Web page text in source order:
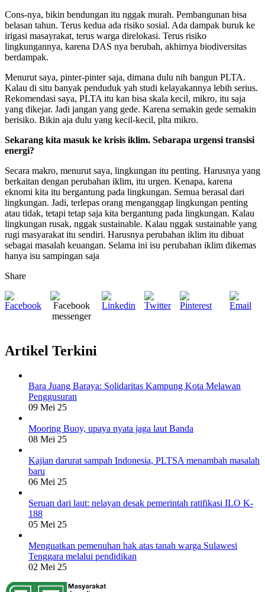
Cons-nya, bikin bendungan itu nggak murah. Pembangunan bisa
belasan tahun. Terus kedua ada risiko sosial. Ada dampak buruk ke
irigasi masayrakat, terus warga direlokasi. Terus risiko
lingkungannya, karena DAS nya berubah, akhirnya biodiversitas
berdampak.
Menurut saya, pinter-pinter saja, dimana dulu nih bangun PLTA.
Kalau di situ banyak penduduk yah studi kelayakannya lebih serius.
Rekomendasi saya, PLTA itu kan bisa skala kecil, mikro, itu saja
yang dikejar. Jadi jangan yang gede. Karena semakin gede semakin
berisiko. Bikin aja dulu yang kecil-kecil, plta mikro.
Sekarang kita masuk ke krisis iklim. Sebarapa urgensi transisi
energi?
Secara makro, menurut saya, lingkungan itu penting. Harusnya yang
berkaitan dengan perubahan iklim, itu urgen. Kenapa, karena
eknomi kita itu bergantung pada lingkungan. Semua berasal dari
lingkungan. Jadi, terlepas orang menganggap lingkungan penting
atau tidak, tetapi tetap saja kita bergantung pada lingkungan. Kalau
lingkungan rusak, nggak sustainable. Kalau nggak sustainable yang
rugi masyarakat itu sendiri. Harusnya perubahan iklim itu dibuat
sebagai masalah keuangan. Selama ini isu perubahan iklim dikemas
hanya isu sampingan saja
Share
Artikel Terkini
Bara Juang Baraya: Solidaritas Kampung Kota Melawan
Penggusuran
09 Mei 25
Mooring Buoy, upaya nyata jaga laut Banda
08 Mei 25
Kajian darurat sampah Indonesia, PLTSA menambah masalah
baru
06 Mei 25
Seruan dari laut: nelayan desak pemerintah ratifikasi ILO K-
188
05 Mei 25
Menguatkan pemenuhan hak atas tanah warga Sulawesi
Tenggara melalui pendidikan
02 Mei 25